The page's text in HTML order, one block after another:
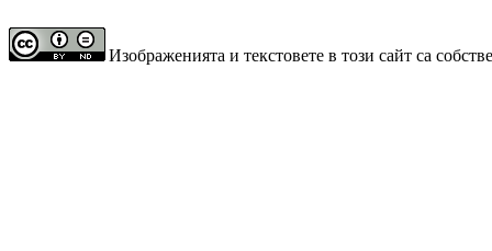
Изображенията и текстовете в този сайт са